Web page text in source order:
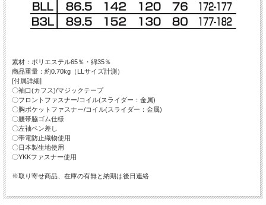
素材：ポリエステル65％・綿35％
商品重量：約0.70kg（LLサイズ計測）
[付属詳細]
〇袖口(カフス)/マジックテープ
〇フロントファスナー/コイル(スライダー：金属)
〇胸ポケットファスナー/コイル(スライダー：金属)
〇腰帯脇ゴム仕様
〇左袖ペン差し
〇帯電防止織物使用
〇日本製生地使用
〇YKKファスナー使用
※取り寄せ商品、在庫の有無と納期は後日連絡